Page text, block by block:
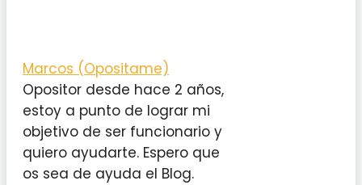
Marcos (Opositame)
Opositor desde hace 2 años,
estoy a punto de lograr mi
objetivo de ser funcionario y
quiero ayudarte. Espero que
os sea de ayuda el Blog.